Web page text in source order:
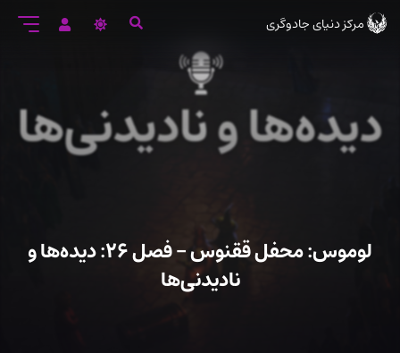
ورود
مرکز دنیای جادوگری
لوموس: محفل ققنوس – فصل ۲۶: دیده‌ها و
نادیدنی‌ها